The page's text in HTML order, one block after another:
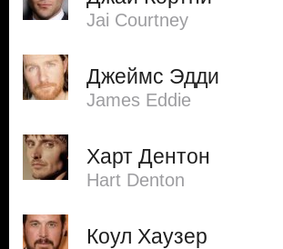
Jai Courtney
Джеймс Эдди
James Eddie
Харт Дентон
Hart Denton
Коул Хаузер